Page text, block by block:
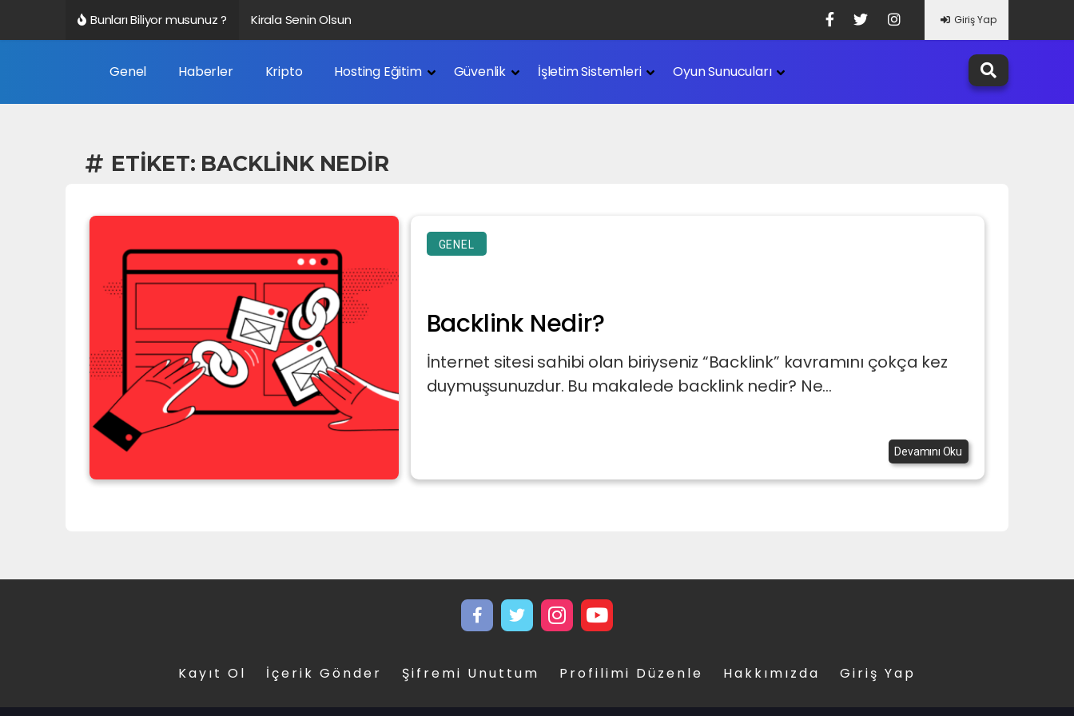
Bunları Biliyor musunuz ? Kirala Senin Olsun Giriş Yap
Genel Haberler Kripto Hosting Eğitim Güvenlik İşletim Sistemleri Oyun Sunucuları
ETIKET: BACKLINK NEDIR
GENEL
Backlink Nedir?
İnternet sitesi sahibi olan biriyseniz “Backlink” kavramını çokça kez
duymuşsunuzdur. Bu makalede backlink nedir? Ne...
Devamını Oku
Kayıt Ol İçerik Gönder Şifremi Unuttum Profilimi Düzenle Hakkımızda Giriş Yap